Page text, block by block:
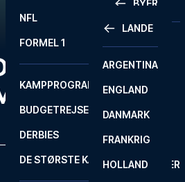
SERIE A
BYER
LISSABON
LIVERPOOL
LONDON
MADRID
MANCHESTER
LANDE
ARGENTINA
ENGLAND
DANMARK
FRANKRIG
HOLLAND
NFL
FORMEL 1
KAMPPROGRAM
BUDGETREJSER
DERBIES
DE STØRSTE KAMPE
STATES OF